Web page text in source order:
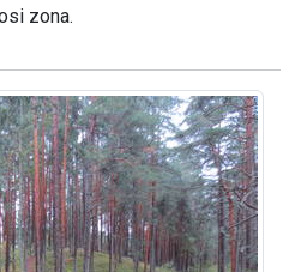
zona.